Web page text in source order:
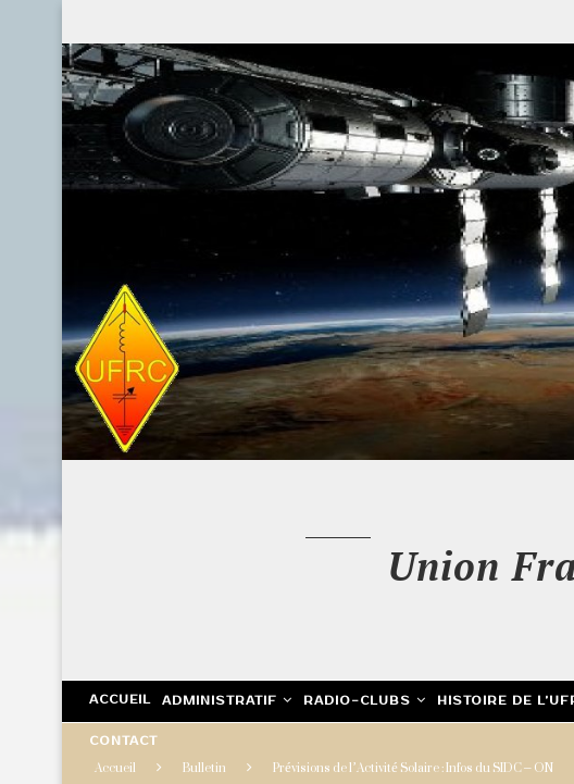
Union
ACCUEIL ADMINISTRATIF RADIO-CLUBS HISTOIRE DE
CONTACT
Accueil Bulletin Prévisions de l’Activité Solaire : Infos du SIDC – ON